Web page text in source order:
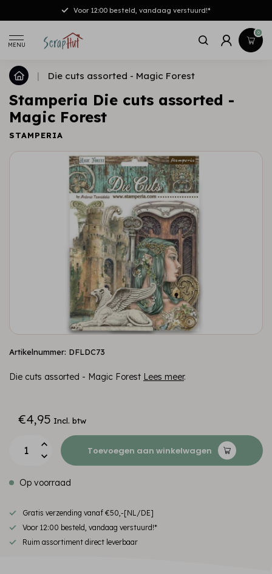
Voor 12:00 besteld, vandaag verstuurd!*
MENU
0
| Die cuts assorted - Magic Forest
Stamperia Die cuts assorted -
Magic Forest
STAMPERIA
Artikelnummer: DFLDC73
Die cuts assorted - Magic Forest Lees meer.
€4,95 Incl. btw
Toevoegen aan winkelwagen
Op voorraad
Gratis verzending vanaf €50,-[NL/DE]
Voor 12:00 besteld, vandaag verstuurd!*
Ruim assortiment direct leverbaar